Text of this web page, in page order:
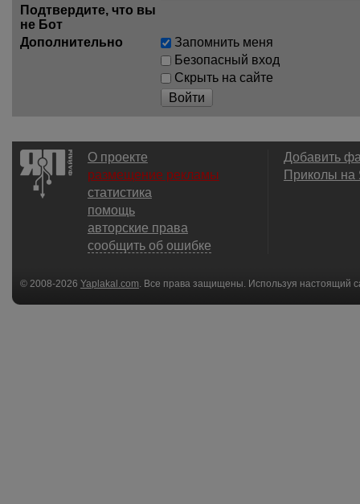
Подтвердите, что вы
не Бот
Дополнительно
Запомнить меня
Безопасный вход
Скрыть на сайте
Войти
О проекте
размещение рекламы
статистика
помощь
авторские права
сообщить об ошибке
Добавить
Приколы
© 2008-2026 Yaplakal.com . Все права защищены. Используя настоящий
соглашения.